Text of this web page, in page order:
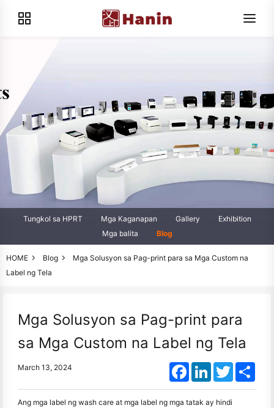
Tungkol sa HPRT Mga Kaganapan Gallery
Exhibition
Mga balita
Blog
HOME Blog
Mga Solusyon sa Pag-print para sa Mga Custom na
Label ng Tela
Mga Solusyon sa Pag-print para
sa Mga Custom na Label ng Tela
March 13, 2024 FacebookLinkedInTwitter
Ang mga label ng wash care at mga label ng mga tatak ay hindi